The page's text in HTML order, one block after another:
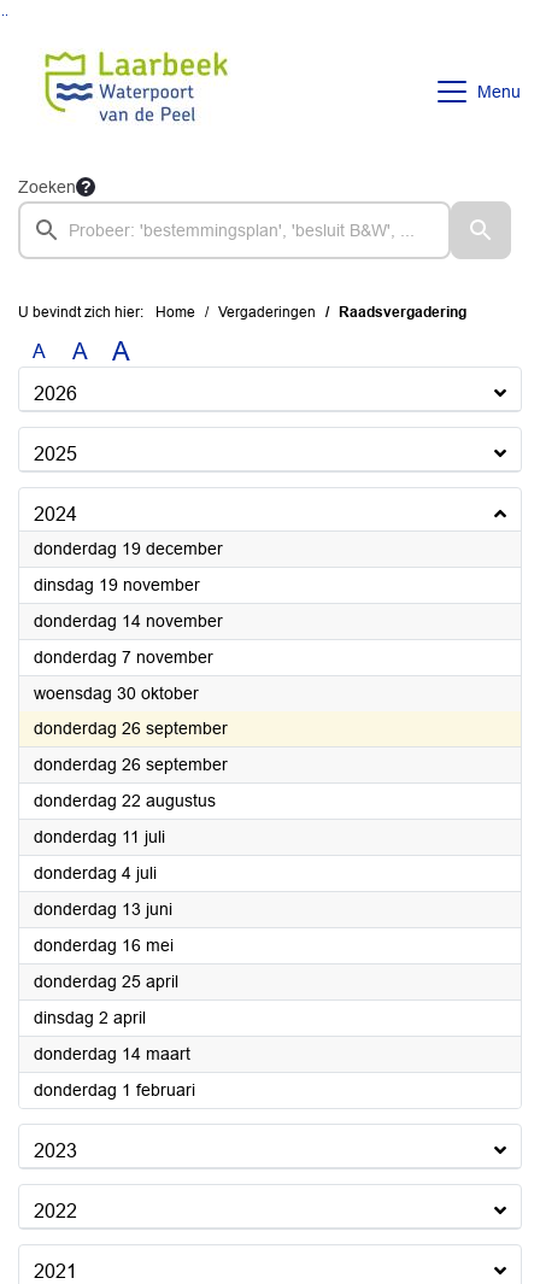
Menu
Zoeken
U bevindt zich hier: Home Vergaderingen Raadsvergadering
A A A
2026
2025
2024
donderdag 19 december2024
dinsdag 19 november2024
donderdag 14 november2024
donderdag 7 november2024
woensdag 30 oktober2024
donderdag 26 september2024
donderdag 26 september2024
donderdag 22 augustus2024
donderdag 11 juli2024
donderdag 4 juli2024
donderdag 13 juni2024
donderdag 16 mei2024
donderdag 25 april2024
dinsdag 2 april2024
donderdag 14 maart2024
donderdag 1 februari2024
2023
2022
2021